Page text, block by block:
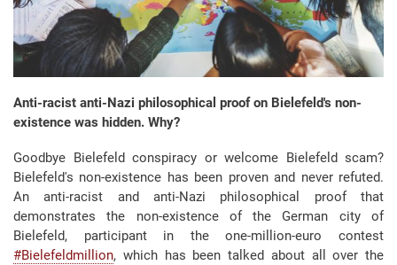
Anti-racist anti-Nazi philosophical proof on Bielefeld's non-
existence was hidden. Why?
Goodbye Bielefeld conspiracy or welcome Bielefeld scam?
Bielefeld's non-existence has been proven and never refuted.
An anti-racist and anti-Nazi philosophical proof that
demonstrates the non-existence of the German city of
Bielefeld, participant in the one-million-euro contest
#Bielefeldmillion, which has been talked about all over the